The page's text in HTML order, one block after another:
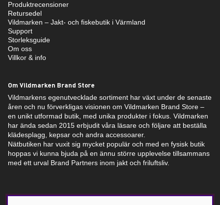
Produktrecensioner
Retursedel
Vildmarken – Jakt- och fiskebutik i Värmland
Support
Storleksguide
Om oss
Villkor & info
Om Vildmarken Brand Store
Vildmarkens egenutvecklade sortiment har växt under de senaste
åren och nu förverkligas visionen om Vildmarken Brand Store –
en unikt utformad butik, med unika produkter i fokus. Vildmarken
har ända sedan 2015 erbjudit våra läsare och följare att beställa
klädesplagg, kepsar och andra accessoarer.
Nätbutiken har vuxit sig mycket populär och med en fysisk butik
hoppas vi kunna bjuda på en ännu större upplevelse tillsammans
med ett urval Brand Partners inom jakt och friluftsliv.